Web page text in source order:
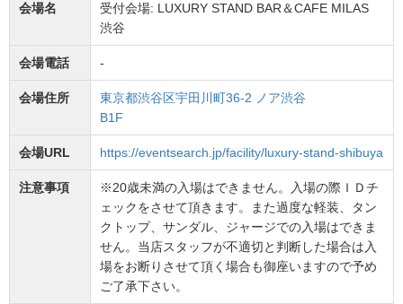
会場名
受付会場: LUXURY STAND BAR＆CAFE MILAS
渋谷
会場電話 -
会場住所
東京都渋谷区宇田川町36-2 ノア渋谷
B1F
会場URL https://eventsearch.jp/facility/luxury-stand-shibuya
注意事項
※20歳未満の入場はできません。入場の際ＩＤチ
ェックをさせて頂きます。また過度な軽装、タン
クトップ、サンダル、ジャージでの入場はできま
せん。当店スタッフが不適切と判断した場合は入
場をお断りさせて頂く場合も御座いますので予め
ご了承下さい。